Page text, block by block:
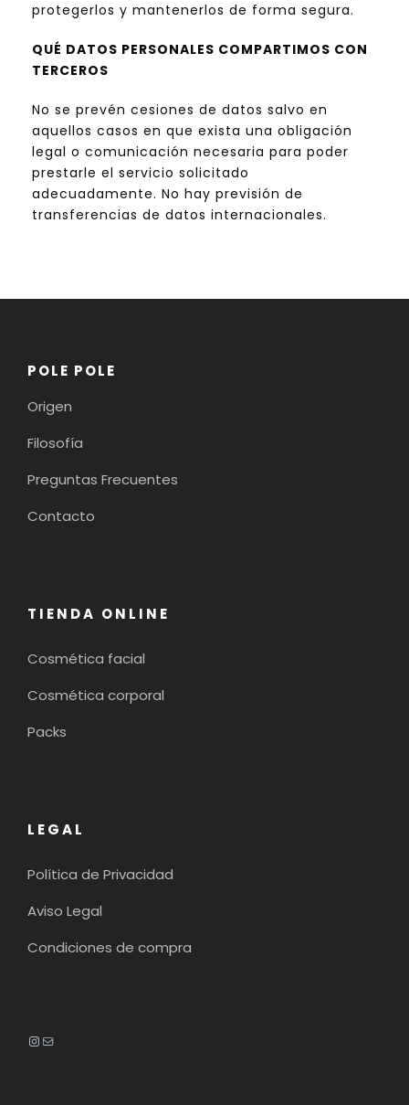
protegerlos y mantenerlos de forma segura.
QUÉ DATOS PERSONALES COMPARTIMOS CON
TERCEROS
No se prevén cesiones de datos salvo en
aquellos casos en que exista una obligación
legal o comunicación necesaria para poder
prestarle el servicio solicitado
adecuadamente. No hay previsión de
transferencias de datos internacionales.
POLE POLE
Origen
Filosofía
Preguntas Frecuentes
Contacto
TIENDA ONLINE
Cosmética facial
Cosmética corporal
Packs
LEGAL
Política de Privacidad
Aviso Legal
Condiciones de compra
Instagram